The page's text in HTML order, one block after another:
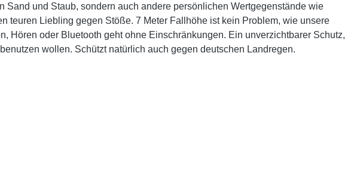
und Staub, sondern auch andere persönlichen Wertgegenstände wie
teuren Liebling gegen Stöße. 7 Meter Fallhöhe ist kein Problem, wie unsere
Hören oder Bluetooth geht ohne Einschränkungen. Ein unverzichtbarer Schutz,
wollen. Schützt natürlich auch gegen deutschen Landregen.